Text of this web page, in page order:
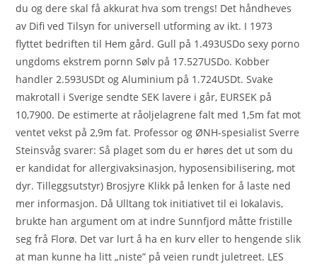
du og dere skal få akkurat hva som trengs! Det håndheves
av Difi ved Tilsyn for universell utforming av ikt. I 1973
flyttet bedriften til Hem gård. Gull på 1.493USDo sexy porno
ungdoms ekstrem pornn Sølv på 17.527USDo. Kobber
handler 2.593USDt og Aluminium på 1.724USDt. Svake
makrotall i Sverige sendte SEK lavere i går, EURSEK på
10,7900. De estimerte at råoljelagrene falt med 1,5m fat mot
ventet vekst på 2,9m fat. Professor og ØNH-spesialist Sverre
Steinsvåg svarer: Så plaget som du er høres det ut som du
er kandidat for allergivaksinasjon, hyposensibilisering, mot
dyr. Tilleggsutstyr) Brosjyre Klikk på lenken for å laste ned
mer informasjon. Då Ulltang tok initiativet til ei lokalavis,
brukte han argument om at indre Sunnfjord måtte fristille
seg frå Florø. Det var lurt å ha en kurv eller to hengende slik
at man kunne ha litt „niste” på veien rundt juletreet. LES